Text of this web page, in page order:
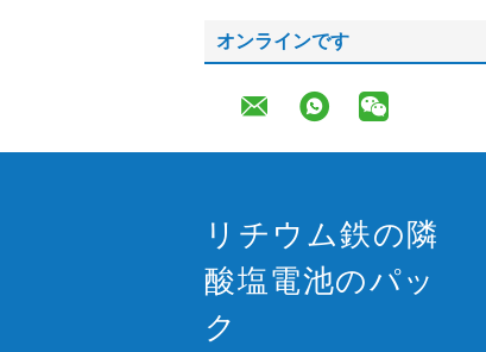
オンラインです
リチウム鉄の隣
酸塩電池のパッ
ク